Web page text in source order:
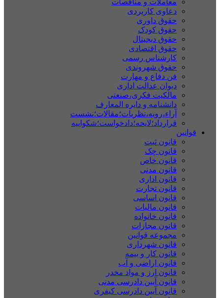
معاملات و مناقصات
دعاوی کاربردی
حقوق داوری
حقوق کودک
حقوق دیجیتال
حقوق اقتصادی
کارشناس رسمی
حقوق شهروندی
فن دفاع و مهارت
دیوان عدالت اداری
مالکیت فکری،صنعتی
دانشنامه و دایره المعارف
آراء،رویه،نظریات؛مقالات؛نشست
قرارداد؛لایحه؛دادخواست؛شکواییه
قوانین
قانون ثبت
قانون چک
قانون خاص
قانون مدنی
قانون اداری
قانون تجارت
قانون اساسی
قانون مالیات
قانون خانواده
قانون مجازات
مجموعه قوانین
قانون شهرداری
قانون کار و بیمه
قانون اراضی و آب
قانون ارز و مواد مخدر
قانون آیین دادرسی مدنی
قانون آیین دادرسی کیفری